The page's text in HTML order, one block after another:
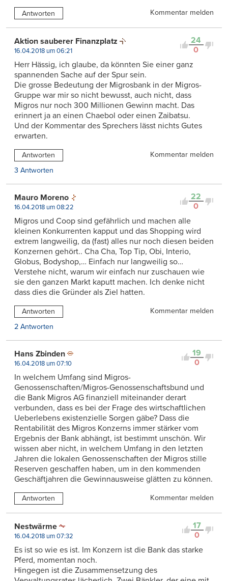
Antworten Kommentar melden
24
0
Aktion sauberer Finanzplatz
16.04.2018 um 06:21
Herr Hässig, ich glaube, da könnten Sie einer ganz
spannenden Sache auf der Spur sein.
Die grosse Bedeutung der Migrosbank in der Migros-
Gruppe war mir so nicht bewusst, auch nicht, dass
Migros nur noch 300 Millionen Gewinn macht. Das
erinnert ja an einen Chaebol oder einen Zaibatsu.
Und der Kommentar des Sprechers lässt nichts Gutes
erwarten.
Antworten
Kommentar melden
3 Antworten
22
0
Mauro Moreno
16.04.2018 um 08:22
Migros und Coop sind gefährlich und machen alle
kleinen Konkurrenten kapput und das Shopping wird
extrem langweilig, da (fast) alles nur noch diesen beiden
Konzernen gehört.. Cha Cha, Top Tip, Obi, Interio,
Globus, Bodyshop,… Einfach nur langweilig so…
Verstehe nicht, warum wir einfach nur zuschauen wie
sie den ganzen Markt kaputt machen. Ich denke nicht
dass dies die Gründer als Ziel hatten.
Antworten
Kommentar melden
2 Antworten
19
0
Hans Zbinden
16.04.2018 um 07:10
In welchem Umfang sind Migros-
Genossenschaften/Migros-Genossenschaftsbund und
die Bank Migros AG finanziell miteinander derart
verbunden, dass es bei der Frage des wirtschaftlichen
Ueberlebens existenzielle Sorgen gäbe? Dass die
Rentabilität des Migros Konzerns immer stärker vom
Ergebnis der Bank abhängt, ist bestimmt unschön. Wir
wissen aber nicht, in welchem Umfang in den letzten
Jahren die lokalen Genossenschaften der Migros stille
Reserven geschaffen haben, um in den kommenden
Geschäftjahren die Gewinnausweise glätten zu können.
Antworten Kommentar melden
17
0
Nestwärme
16.04.2018 um 07:32
Es ist so wie es ist. Im Konzern ist die Bank das starke
Pferd, momentan noch.
Hingegen ist die Zusammensetzung des